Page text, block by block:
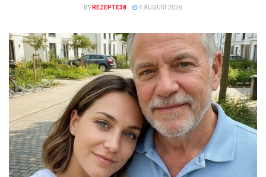
BY REZEPTE38 4 AUGUST 2026